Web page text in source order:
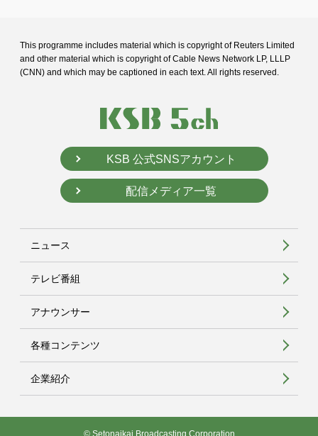
This programme includes material which is copyright of Reuters Limited
and other material which is copyright of Cable News Network LP, LLLP
(CNN) and which may be captioned in each text. All rights reserved.
KSB 公式SNSアカウント
配信メディア一覧
ニュース
テレビ番組
アナウンサー
各種コンテンツ
企業紹介
© Setonaikai Broadcasting Corporation